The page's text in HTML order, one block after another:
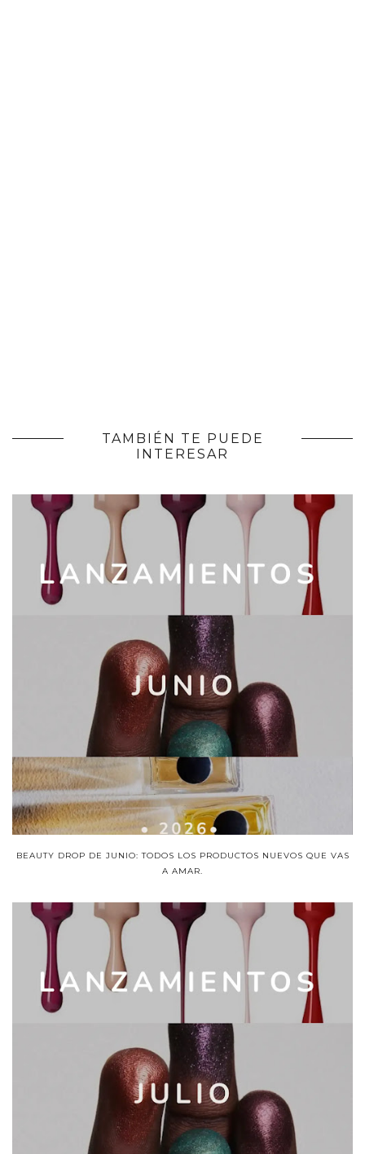
TAMBIÉN TE PUEDE
INTERESAR
BEAUTY DROP DE JUNIO: TODOS LOS PRODUCTOS NUEVOS QUE VAS
A AMAR.